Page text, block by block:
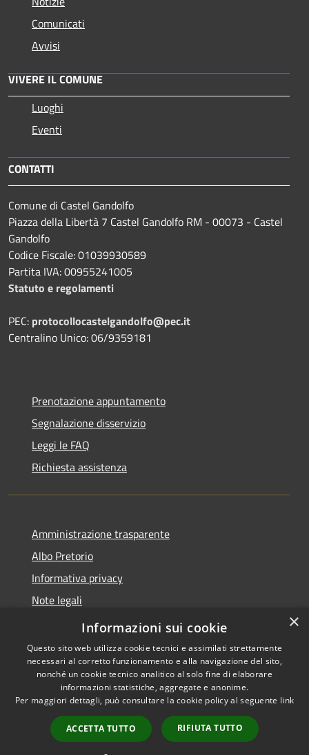
Comunicati
Avvisi
VIVERE IL COMUNE
Luoghi
Eventi
CONTATTI
Comune di Castel Gandolfo
Piazza della Libertà 7 Castel Gandolfo RM - 00073 - Castel
Gandolfo
Codice Fiscale: 01039930589
Partita IVA: 00955241005
Statuto e regolamenti
PEC: protocollocastelgandolfo@pec.it
Centralino Unico: 06/9359181
Prenotazione appuntamento
Segnalazione disservizio
Leggi le FAQ
Richiesta assistenza
Amministrazione trasparente
Albo Pretorio
Informativa privacy
Note legali
Dichiarazione di accessibilità
Accessibilità
Copyright © 2026 • Comune di
Castel Gandolfo • Powered by
Municipium•
Accesso
redazione
×
Informazioni sui cookie
Questo sito web utilizza cookie tecnici e assimilati strettamente
necessari al corretto funzionamento e alla navigazione del sito,
nonché un cookie tecnico analitico al solo fine di elaborare
informazioni statistiche, aggregate e anonime.
Per maggiori dettagli, può consultare la cookie policy al seguente link
ACCETTA TUTTO RIFIUTA TUTTO